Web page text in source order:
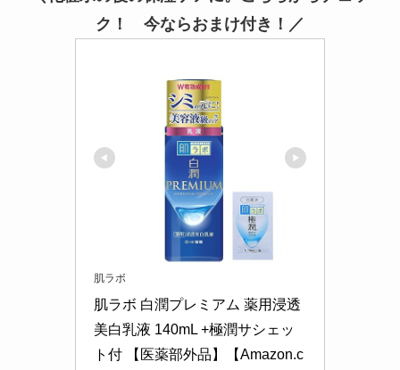
ク！ 今ならおまけ付き！／
肌ラボ
肌ラボ 白潤プレミアム 薬用浸透
美白乳液 140mL +極潤サシェッ
ト付 【医薬部外品】【Amazon.c